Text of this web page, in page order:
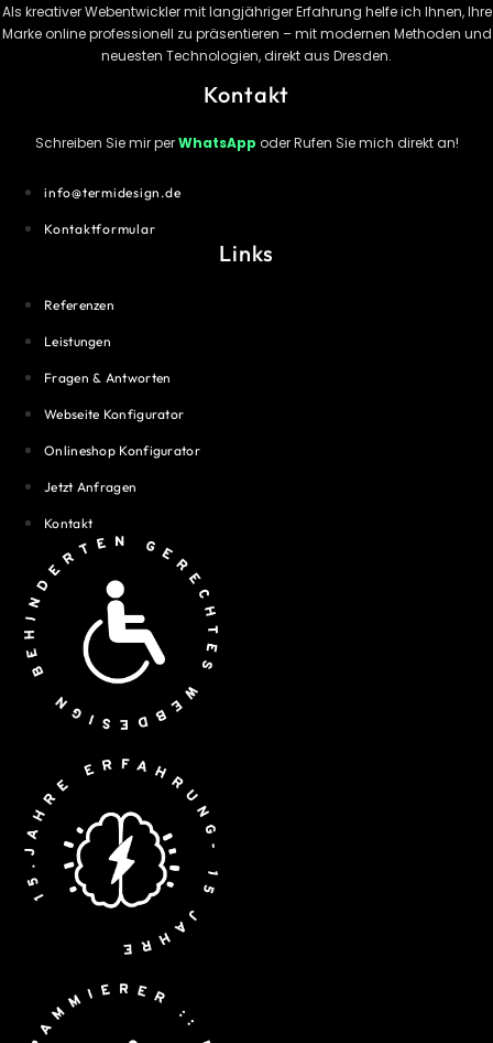
Als kreativer Webentwickler mit langjähriger Erfahrung helfe ich Ihnen, Ihre
Marke online professionell zu präsentieren – mit modernen Methoden und
neuesten Technologien, direkt aus Dresden.
Kontakt
Schreiben Sie mir perWhatsApp oder Rufen Sie mich direkt an!
info@termidesign.de
Kontaktformular
Links
Referenzen
Leistungen
Fragen & Antworten
Webseite Konfigurator
Onlineshop Konfigurator
Jetzt Anfragen
Kontakt